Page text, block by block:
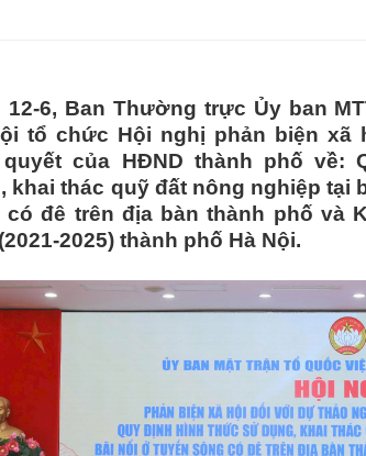
12-6, Ban Thường trực Ủy ban
tổ chức Hội nghị phản biện xã
của HĐND thành phố về:
khai thác quỹ đất nông nghiệp tại
có đê trên địa bàn thành phố và
2025) thành phố Hà Nội.